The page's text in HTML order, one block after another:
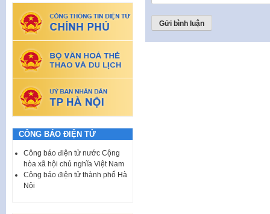
CÔNG BÁO ĐIỆN TỬ
Công báo điện tử nước Cộng
hòa xã hội chủ nghĩa Việt Nam
Công báo điện tử thành phố Hà
Nội